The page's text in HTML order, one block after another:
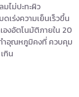
ไม่ปะทะผิว
เร่งความเย็นเร็วขึ้น
องอัตโนมัติภายใน 20
ำอุณหภูมิคงที่ ควบคุม
กิน